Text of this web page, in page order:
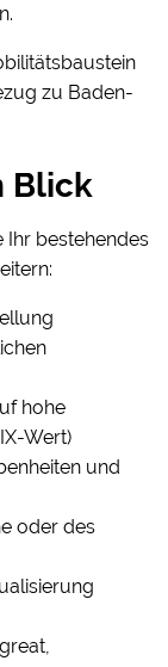
zu Baden-
Blick
Ihr bestehendes
hohe
Wert)
und
oder des